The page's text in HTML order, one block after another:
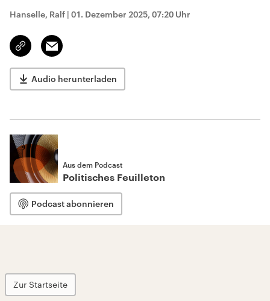
Hanselle, Ralf | 01. Dezember 2025, 07:20 Uhr
Link
kopieren/teilen
Email
Audio herunterladen
Aus dem Podcast
Politisches Feuilleton
Podcast abonnieren
Zur Startseite